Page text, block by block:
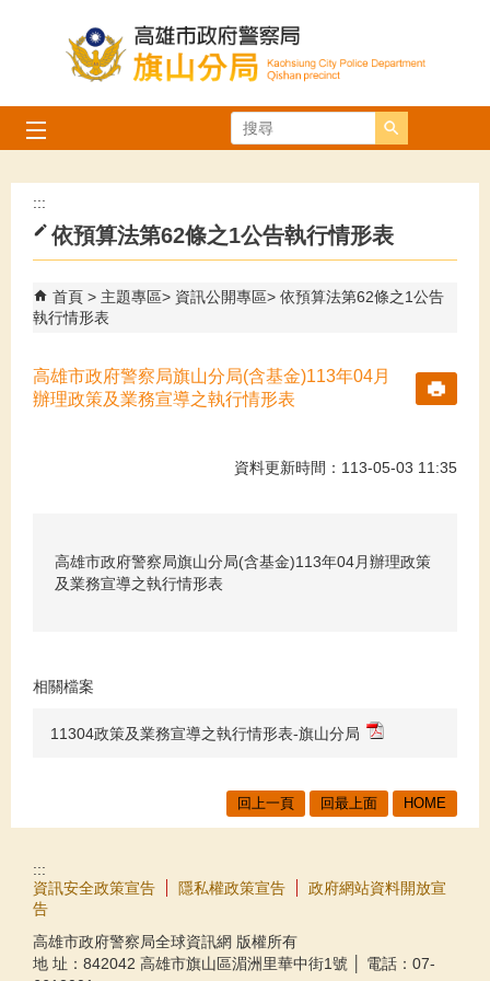
搜尋
:::
依預算法第62條之1公告執行情形表
首頁 主題專區 資訊公開專區
依預算法第62條之1公告
執行情形表
高雄市政府警察局旗山分局(含基金)113年04月
辦理政策及業務宣導之執行情形表
資料更新時間：113-05-03 11:35
高雄市政府警察局旗山分局(含基金)113年04月辦理政策
及業務宣導之執行情形表
相關檔案
11304政策及業務宣導之執行情形表-旗山分局
回上一頁 回最上面 HOME
:::
資訊安全政策宣告
隱私權政策宣告
政府網站資料開放宣
告
高雄市政府警察局全球資訊網 版權所有
地 址：842042 高雄市旗山區湄洲里華中街1號 │ 電話：07-